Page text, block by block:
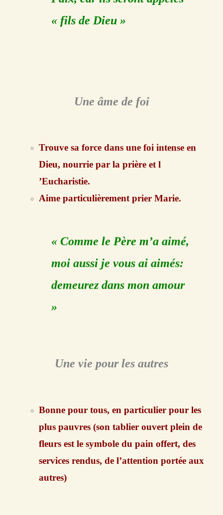
« fils de Dieu »
Dieu, nourrie par la prière et l
’Eucharistie.
Aime particulièrement prier Marie.
demeurez dans mon amour
Une vie pour les autres
Bonne pour tous, en particulier pour les
plus pauvres (son tablier ouvert plein de
fleurs est le symbole du pain offert, des
services rendus, de l’attention portée aux
autres)